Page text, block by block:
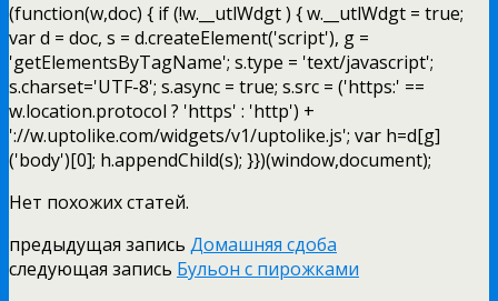
(function(w,doc) { if (!w.__utlWdgt ) { w.__utlWdgt = true;
var d = doc, s = d.createElement('script'), g =
'getElementsByTagName'; s.type = 'text/javascript';
s.charset='UTF-8'; s.async = true; s.src = ('https:' ==
w.location.protocol ? 'https' : 'http') +
'://w.uptolike.com/widgets/v1/uptolike.js'; var h=d[g]
('body')[0]; h.appendChild(s); }})(window,document);
Нет похожих статей.
предыдущая запись Домашняя сдоба
следующая запись Бульон с пирожками